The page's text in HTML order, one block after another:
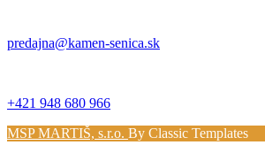
predajna@kamen-senica.sk
+421 948 680 966
MSP MARTIŠ, s.r.o. By Classic Templates